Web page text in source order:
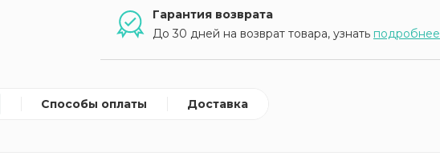
Гарантия возврата
До 30 дней на возврат товара, узнать подробнее
Способы оплаты Доставка